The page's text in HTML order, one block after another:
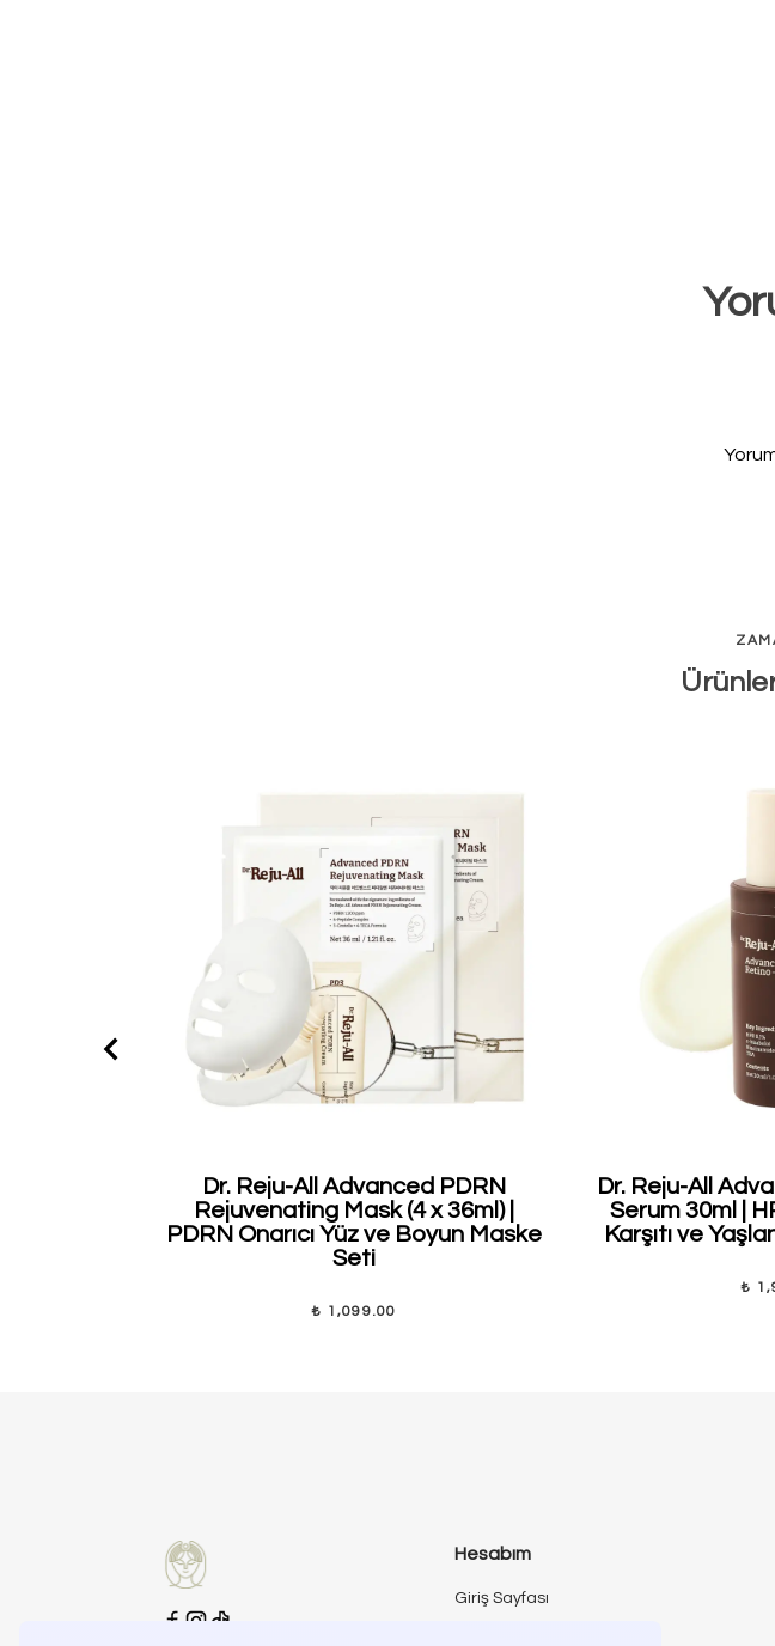
Dr. Reju-All Advanced PDRN
Rejuvenating Mask (4 x 36ml) |
PDRN Onarıcı Yüz ve Boyun Maske
Seti
₺ 1,099.00
Dr. Reju-All
Serum 30ml |
Karşıtı ve
₺
Hesabım
Giriş Sayfası